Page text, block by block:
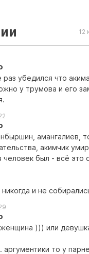
12
убедился что
у трумова и его
амангалиев,
акимчик
человек был - всё это
и не
женщина ))) или
аргументики то у